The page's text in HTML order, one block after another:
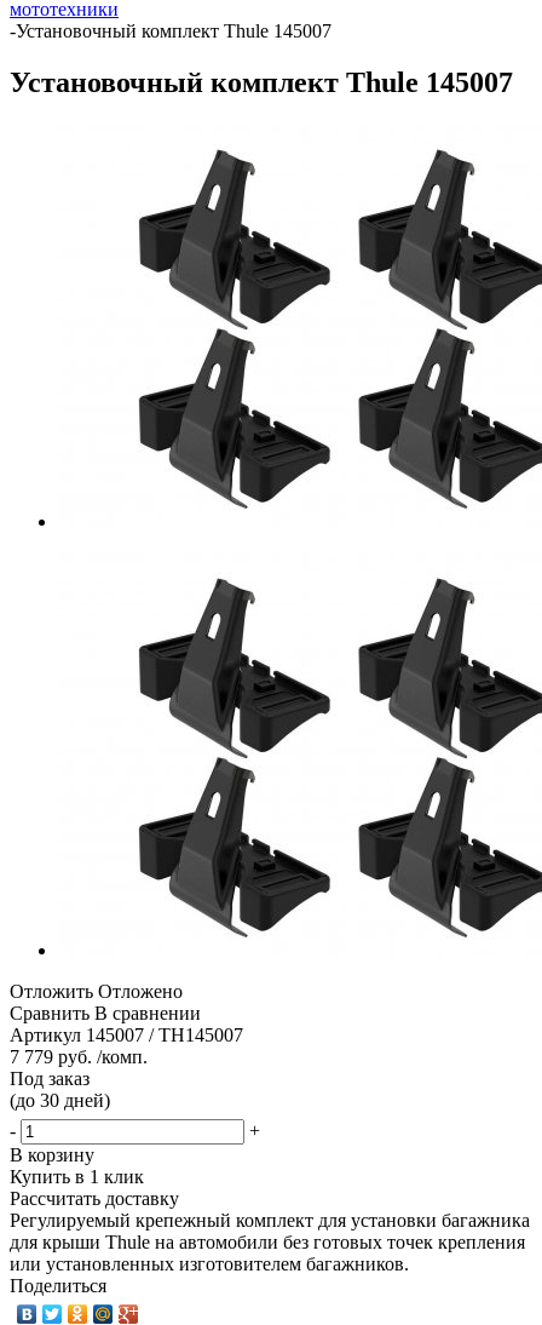
мототехники
-Установочный комплект Thule 145007
Установочный комплект Thule 145007
Отложить Отложено
Сравнить В сравнении
Артикул 145007 / TH145007
7 779 руб. /комп.
Под заказ
(до 30 дней)
-
+
В корзину
Купить в 1 клик
Рассчитать доставку
Регулируемый крепежный комплект для установки багажника
для крыши Thule на автомобили без готовых точек крепления
или установленных изготовителем багажников.
Поделиться